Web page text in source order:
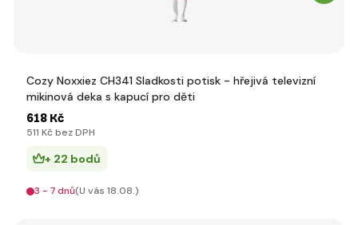
Cozy Noxxiez CH341 Sladkosti potisk - hřejivá televizní
mikinová deka s kapucí pro děti
618 Kč
511 Kč bez DPH
+ 22 bodů
3 - 7 dnů(U vás 18.08.)